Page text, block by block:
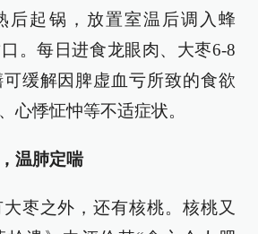
后起锅，放置室温后调入蜂
。每日进食龙眼肉、大枣6-8
缓解因脾虚血亏所致的食欲
心悸怔忡等不适症状。
温肺定喘
枣之外，还有核桃。核桃又